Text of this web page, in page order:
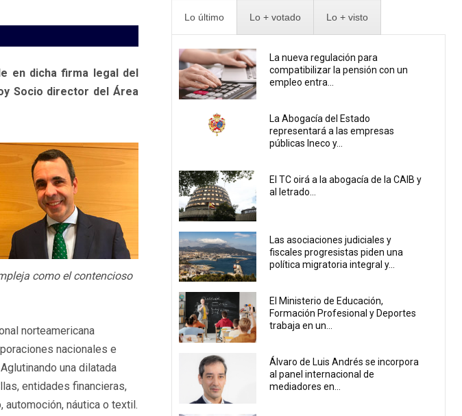
en dicha firma legal del
Socio director del Área
como el contencioso
norteamericana
nacionales e
una dilatada
entidades financieras,
náutica o textil.
Lo último Lo + votado Lo + visto
La nueva regulación para
compatibilizar la pensión con un
empleo entra...
La Abogacía del Estado
representará a las empresas
públicas Ineco y...
El TC oirá a la abogacía de la CAIB y
al letrado...
Las asociaciones judiciales y
fiscales progresistas piden una
política migratoria integral y...
El Ministerio de Educación,
Formación Profesional y Deportes
trabaja en un...
Álvaro de Luis Andrés se incorpora
al panel internacional de
mediadores en...